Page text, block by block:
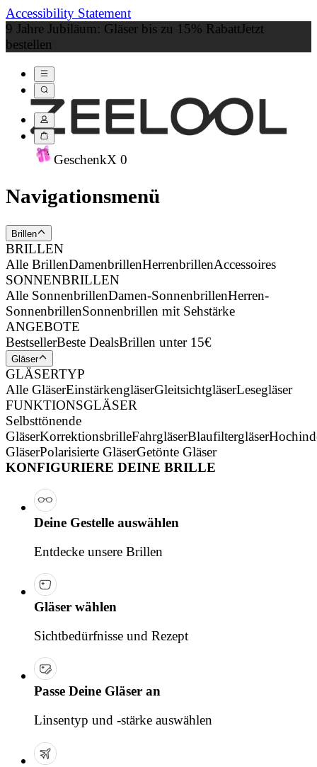
Accessibility Statement
9 Jahre Jubiläum: Gläser bis zu 15% RabattJetzt
bestellen
GeschenkX 0
Navigationsmenü
Brillen
BRILLEN
Alle BrillenDamenbrillenHerrenbrillenAccessoires
SONNENBRILLEN
Alle SonnenbrillenDamen-SonnenbrillenHerren-
SonnenbrillenSonnenbrillen mit Sehstärke
ANGEBOTE
BestsellerBeste DealsBrillen unter 15€
Gläser
GLÄSERTYP
Alle GläserEinstärkengläserGleitsichtgläserLesegläser
FUNKTIONSGLÄSER
Selbsttönende
GläserKorrektionsbrilleFahrgläserBlaufiltergläser
GläserPolarisierte GläserGetönte Gläser
KONFIGURIERE DEINE BRILLE
Deine Gestelle auswählen
Entdecke unsere Brillen
Gläser wählen
Sichtbedürfnisse und Rezept
Passe Deine Gläser an
Linsentyp und -stärke auswählen